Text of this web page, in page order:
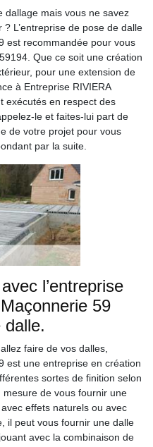
dallage mais vous ne savez
L’entreprise de pose de dalle
est recommandée pour vous
Que ce soit une création
pour une extension de
à Entreprise RIVIERA
exécutés en respect des
le et faites-lui part de
de votre projet pour vous
par la suite.
l’entreprise
59
dalle.
faire de vos dalles,
est une entreprise en création
sortes de finition selon
de vous fournir une
effets naturels ou avec
il peut vous fournir une dalle
avec la combinaison de